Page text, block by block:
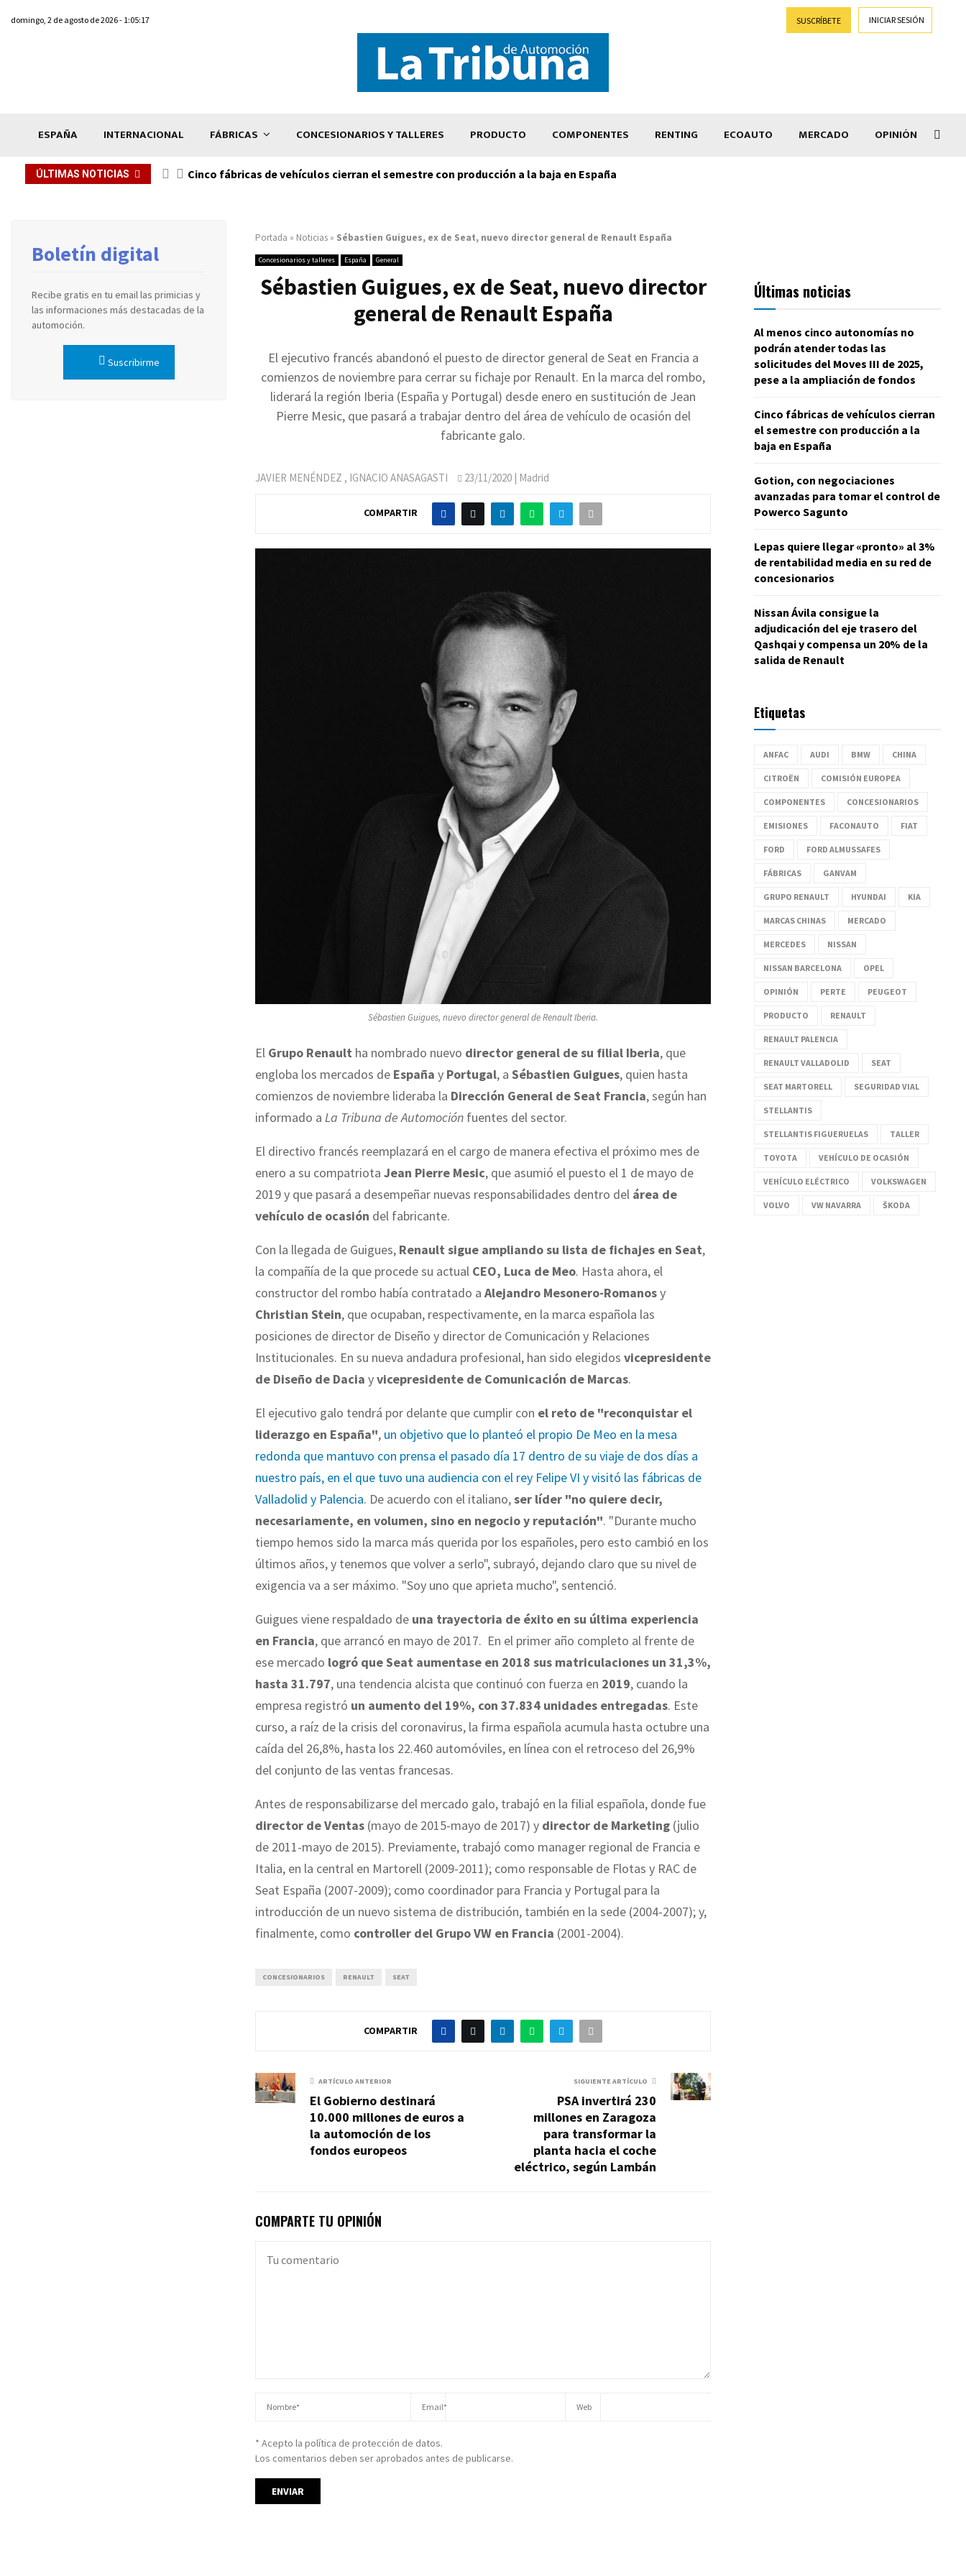
domingo, 2 de agosto de 2026 - 1:05:17 SUSCRÍBETE INICIAR SESIÓN
ESPAÑA INTERNACIONAL FÁBRICAS CONCESIONARIOS Y TALLERES PRODUCTO COMPONENTES RENTING ECOAUTO MERCADO OPINIÓN
ÚLTIMAS NOTICIAS Cinco fábricas de vehículos cierran el semestre con producción a la baja en España
Portada » Noticias » Sébastien Guigues, ex de Seat, nuevo director general de Renault España
Concesionarios y talleres España General
Sébastien Guigues, ex de Seat, nuevo director
general de Renault España
El ejecutivo francés abandonó el puesto de director general de Seat en Francia a
comienzos de noviembre para cerrar su fichaje por Renault. En la marca del rombo,
liderará la región Iberia (España y Portugal) desde enero en sustitución de Jean
Pierre Mesic, que pasará a trabajar dentro del área de vehículo de ocasión del
fabricante galo.
JAVIER MENÉNDEZ , IGNACIO ANASAGASTI 23/11/2020 | Madrid
COMPARTIR
Sébastien Guigues, nuevo director general de Renault Iberia.
El Grupo Renault ha nombrado nuevo director general de su filial Iberia, que
engloba los mercados de España y Portugal, a Sébastien Guigues, quien hasta
comienzos de noviembre lideraba la Dirección General de Seat Francia, según han
informado a La Tribuna de Automoción fuentes del sector.
El directivo francés reemplazará en el cargo de manera efectiva el próximo mes de
enero a su compatriota Jean Pierre Mesic, que asumió el puesto el 1 de mayo de
2019 y que pasará a desempeñar nuevas responsabilidades dentro del área de
vehículo de ocasión del fabricante.
Con la llegada de Guigues, Renault sigue ampliando su lista de fichajes en Seat,
la compañía de la que procede su actual CEO, Luca de Meo. Hasta ahora, el
constructor del rombo había contratado a Alejandro Mesonero-Romanosy
Christian Stein, que ocupaban, respectivamente, en la marca española las
posiciones de director de Diseño y director de Comunicación y Relaciones
Institucionales. En su nueva andadura profesional, han sido elegidos vicepresidente
de Diseño de Dacia yvicepresidente de Comunicación de Marcas.
El ejecutivo galo tendrá por delante que cumplir con el reto de "reconquistar el
liderazgo en España", un objetivo que lo planteó el propio De Meo en la mesa
redonda que mantuvo con prensa el pasado día 17 dentro de su viaje de dos días a
nuestro país, en el que tuvo una audiencia con el rey Felipe VI y visitó las fábricas de
Valladolid y Palencia. De acuerdo con el italiano,ser líder "no quiere decir,
necesariamente, en volumen, sino en negocio y reputación". "Durante mucho
tiempo hemos sido la marca más querida por los españoles, pero esto cambió en los
últimos años, y tenemos que volver a serlo", subrayó, dejando claro que su nivel de
exigencia va a ser máximo. "Soy uno que aprieta mucho", sentenció.
Guigues viene respaldado de una trayectoria de éxito en su última experiencia
en Francia, que arrancó en mayo de 2017. En el primer año completo al frente de
ese mercado logró que Seat aumentase en 2018 sus matriculaciones un 31,3%,
hasta 31.797, una tendencia alcista que continuó con fuerza en 2019, cuando la
empresa registró un aumento del 19%, con 37.834 unidades entregadas. Este
curso, a raíz de la crisis del coronavirus, la firma española acumula hasta octubre una
caída del 26,8%, hasta los 22.460 automóviles, en línea con el retroceso del 26,9%
del conjunto de las ventas francesas.
Antes de responsabilizarse del mercado galo, trabajó en la filial española, donde fue
director de Ventas (mayo de 2015-mayo de 2017) y director de Marketing (julio
de 2011-mayo de 2015). Previamente, trabajó como manager regional de Francia e
Italia, en la central en Martorell (2009-2011); como responsable de Flotas y RAC de
Seat España (2007-2009); como coordinador para Francia y Portugal para la
introducción de un nuevo sistema de distribución, también en la sede (2004-2007); y,
finalmente, como controller del Grupo VW en Francia (2001-2004).
CONCESIONARIOS RENAULT SEAT
COMPARTIR
ARTÍCULO ANTERIOR
El Gobierno destinará
10.000 millones de euros a
la automoción de los
fondos europeos
SIGUIENTE ARTÍCULO
PSA invertirá 230
millones en Zaragoza
para transformar la
planta hacia el coche
eléctrico, según Lambán
COMPARTE TU OPINIÓN
* Acepto la política de protección de datos.
Los comentarios deben ser aprobados antes de publicarse.
Boletín digital
Recibe gratis en tu email las primicias y
las informaciones más destacadas de la
automoción.
Suscribirme
Últimas noticias
Al menos cinco autonomías no
podrán atender todas las
solicitudes del Moves III de 2025,
pese a la ampliación de fondos
Cinco fábricas de vehículos cierran
el semestre con producción a la
baja en España
Gotion, con negociaciones
avanzadas para tomar el control de
Powerco Sagunto
Lepas quiere llegar «pronto» al 3%
de rentabilidad media en su red de
concesionarios
Nissan Ávila consigue la
adjudicación del eje trasero del
Qashqai y compensa un 20% de la
salida de Renault
Etiquetas
ANFAC AUDI BMW CHINA
CITROËN COMISIÓN EUROPEA
COMPONENTES CONCESIONARIOS
EMISIONES FACONAUTO FIAT
FORD FORD ALMUSSAFES
FÁBRICAS GANVAM
GRUPO RENAULT HYUNDAI KIA
MARCAS CHINAS MERCADO
MERCEDES NISSAN
NISSAN BARCELONA OPEL
OPINIÓN PERTE PEUGEOT
PRODUCTO RENAULT
RENAULT PALENCIA
RENAULT VALLADOLID SEAT
SEAT MARTORELL SEGURIDAD VIAL
STELLANTIS
STELLANTIS FIGUERUELAS TALLER
TOYOTA VEHÍCULO DE OCASIÓN
VEHÍCULO ELÉCTRICO VOLKSWAGEN
VOLVO VW NAVARRA ŠKODA